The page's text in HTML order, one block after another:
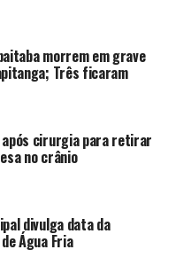
morrem em grave
Três ficaram
após cirurgia para retirar
no crânio
divulga data da
Água Fria